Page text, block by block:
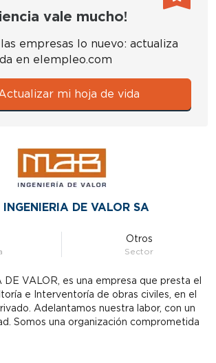
INGENIERIA DE VALOR SA
Otros
Sector
DE VALOR, es una empresa que presta el
e Interventoría de obras civiles, en el
Adelantamos nuestra labor, con un
Somos una organización comprometida
vale mucho!
empresas lo nuevo: actualiza
en elempleo.com
mi hoja de vida